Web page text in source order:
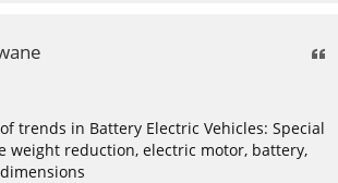
trends in Battery Electric Vehicles: Special
weight reduction, electric motor, battery,